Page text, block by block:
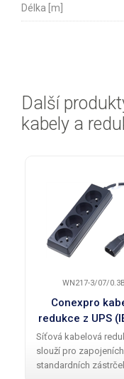
Délka [m]
Další
kabely a
WN217-3/07/
Conexpro
redukce z UPS
na 4x 230V FR
kabel 30
Síťová kabelová
slouží pro
standardních